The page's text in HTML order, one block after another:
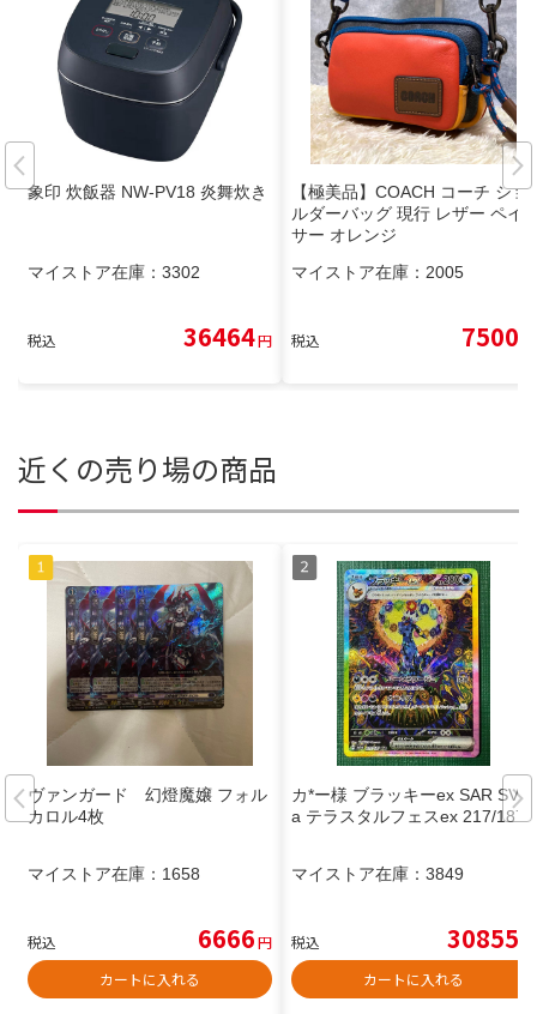
象印 炊飯器 NW-PV18 炎舞炊き
マイストア在庫： 3302
税込 36464円
【極美品】COACH コーチ ショ
ルダーバッグ 現行 レザー ペイ
サー オレンジ
マイストア在庫： 2005
税込 7500
近くの売り場の商品
ヴァンガード 幻燈魔嬢 フォル
カロル4枚
マイストア在庫： 1658
税込 6666円
カートに入れる
カ*ー様 ブラッキーex SAR SV8
a テラスタルフェスex 217/187
マイストア在庫： 3849
税込 30855
カートに入れる